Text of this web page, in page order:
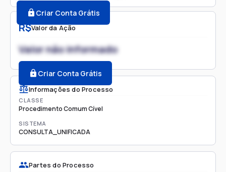
R$Valor da Ação
Valor não informado
Criar Conta Grátis
Informações do Processo
CLASSE
Procedimento Comum Cível
SISTEMA
CONSULTA_UNIFICADA
Partes do Processo
Criar Conta Grátis